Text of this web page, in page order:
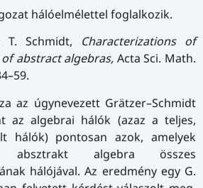
hálóelmélettel foglalkozik.
Schmidt, Characterizations of
abstract algebras, Acta Sci. Math.
az úgynevezett Grätzer–Schmidt
az algebrai hálók (azaz a teljes,
hálók) pontosan azok, amelyek
algebra összes
hálójával. Az eredmény egy G.